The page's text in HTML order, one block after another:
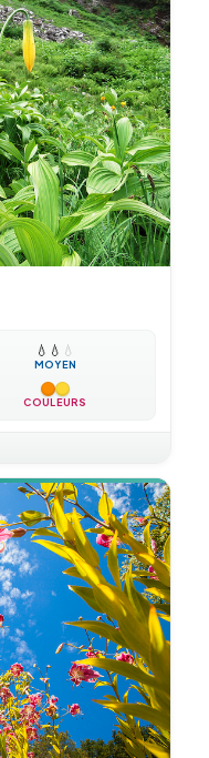
💧 💧 💧
MOYEN
COULEURS